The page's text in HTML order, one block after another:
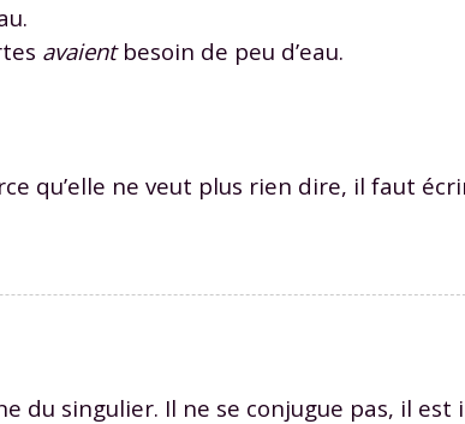
avaientbesoin de peu d’eau.
qu’elle ne veut plus rien dire, il faut
du singulier. Il ne se conjugue pas, il est